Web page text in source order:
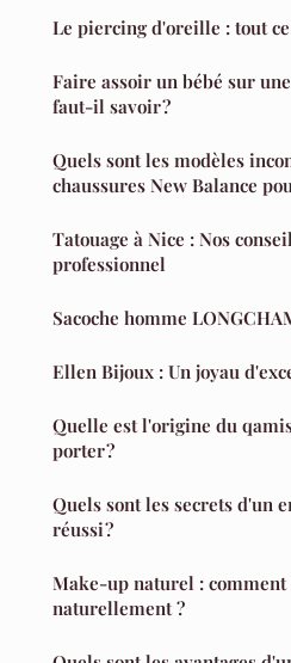
Le piercing d'oreille : tout
Faire assoir un bébé sur
faut-il savoir ?
Quels sont les modèles
chaussures New Balance
Tatouage à Nice : Nos
professionnel
Sacoche homme
Ellen Bijoux : Un joyau
Quelle est l'origine du
porter ?
Quels sont les secrets d'un
réussi ?
Make-up naturel :
naturellement ?